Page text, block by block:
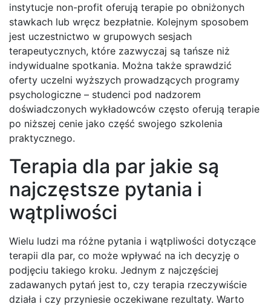
instytucje non-profit oferują terapie po obniżonych
stawkach lub wręcz bezpłatnie. Kolejnym sposobem
jest uczestnictwo w grupowych sesjach
terapeutycznych, które zazwyczaj są tańsze niż
indywidualne spotkania. Można także sprawdzić
oferty uczelni wyższych prowadzących programy
psychologiczne – studenci pod nadzorem
doświadczonych wykładowców często oferują terapie
po niższej cenie jako część swojego szkolenia
praktycznego.
Terapia dla par jakie są
najczęstsze pytania i
wątpliwości
Wielu ludzi ma różne pytania i wątpliwości dotyczące
terapii dla par, co może wpływać na ich decyzję o
podjęciu takiego kroku. Jednym z najczęściej
zadawanych pytań jest to, czy terapia rzeczywiście
działa i czy przyniesie oczekiwane rezultaty. Warto